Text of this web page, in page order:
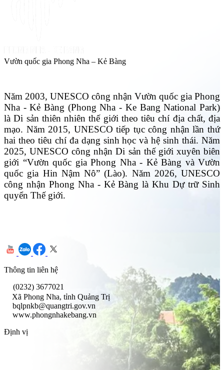
Vườn quốc gia Phong Nha – Kẻ Bàng
Năm 2003, UNESCO công nhận Vườn quốc gia Phong
Nha - Kẻ Bàng (Phong Nha - Ke Bang National Park)
là Di sản thiên nhiên thế giới theo tiêu chí địa chất, địa
mạo. Năm 2015, UNESCO tiếp tục công nhận lần thứ
hai theo tiêu chí đa dạng sinh học và hệ sinh thái. Năm
2025, UNESCO công nhận Di sản thế giới xuyên biên
giới “Vườn quốc gia Phong Nha - Kẻ Bàng và Vườn
quốc gia Hin Nậm Nô” (Lào). Năm 2026, UNESCO
công nhận Phong Nha - Kẻ Bàng là Khu Dự trữ Sinh
quyển Thế giới.
Thông tin liên hệ
(0232) 3677021
Xã Phong Nha, tỉnh Quảng Trị
bqlpnkb@quangtri.gov.vn
www.phongnhakebang.vn
Định vị